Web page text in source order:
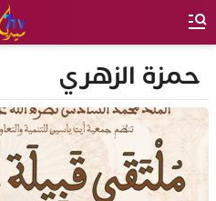
حمزة الزهري